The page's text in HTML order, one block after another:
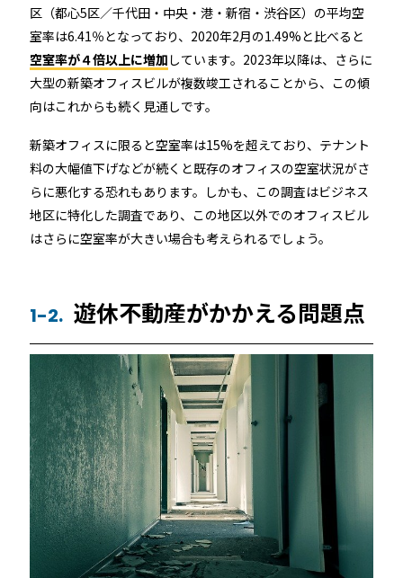
区（都心5区／千代田・中央・港・新宿・渋谷区）の平均空
室率は6.41％となっており、2020年2月の1.49%と比べると
空室率が４倍以上に増加 しています。2023年以降は、さらに
大型の新築オフィスビルが複数竣工されることから、この傾
向はこれからも続く見通しです。
新築オフィスに限ると空室率は15%を超えており、テナント
料の大幅値下げなどが続くと既存のオフィスの空室状況がさ
らに悪化する恐れもあります。しかも、この調査はビジネス
地区に特化した調査であり、この地区以外でのオフィスビル
はさらに空室率が大きい場合も考えられるでしょう。
1-2. 遊休不動産がかかえる問題点
RemoteLOCK 500i
RemoteLOCK 700i
RemoteLOCK 9j
RemoteLOCK 9j-Q
パートナー製品
SADIOT ROOM
製品の比較
事例一覧
宿泊施設
レンタルスペース
店舗
オフィス
公共施設
その他の業種
事例インタビュー
宿泊施設
レンタルスペース
料金
取付工事
取付工事トップ
工事の様子
全てのパートナー
北海道
東北
関東
お役立ち記事
カスタマーサポート
お知らせ セミナー
特定商取引法に基づく表記
プライバシーポリシー
RemoteLOCKクラウドサービス利用規約
RemoteLOCKアプリダウンロード